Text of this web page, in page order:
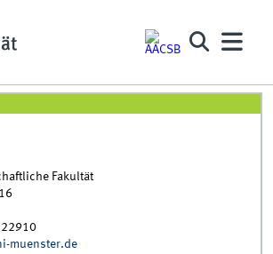
Fakultät
22910
muenster.de